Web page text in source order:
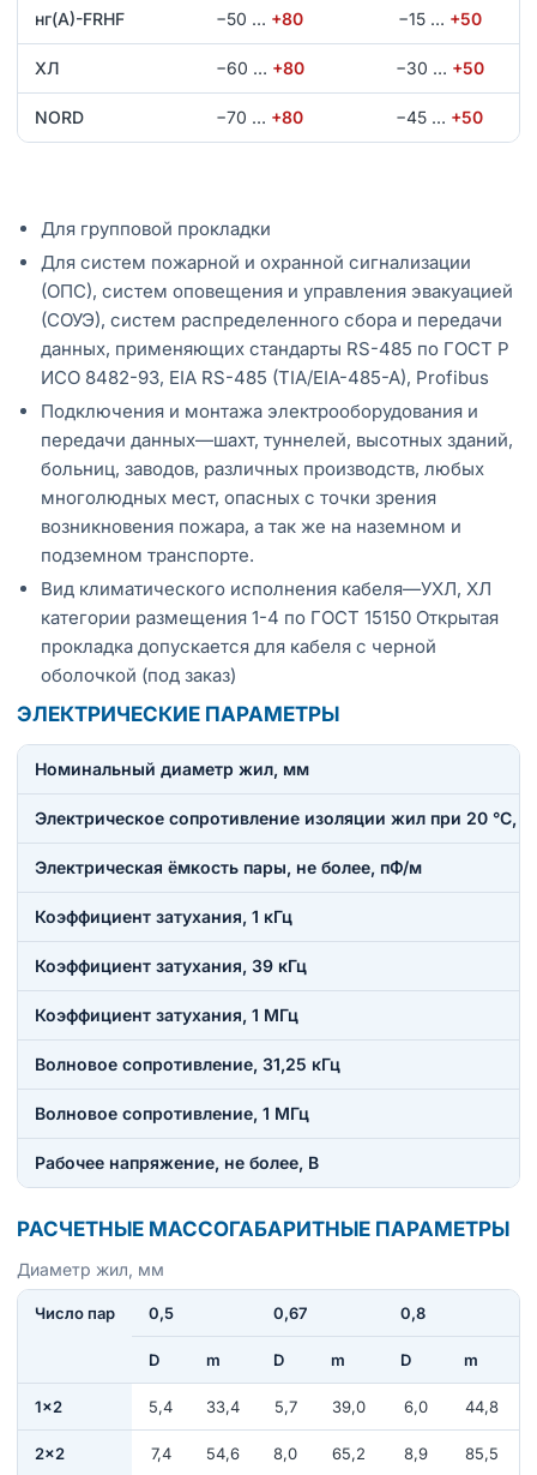
нг(А)-FRHF −50 … +80 −15 … +50
ХЛ −60 … +80 −30 … +50
NORD −70 … +80 −45 … +50
Для групповой прокладки
Для систем пожарной и охранной сигнализации
(ОПС), систем оповещения и управления эвакуацией
(СОУЭ), систем распределенного сбора и передачи
данных, применяющих стандарты RS-485 по ГОСТ Р
ИСО 8482-93, EIA RS-485 (TIA/EIA-485-A), Profibus
Подключения и монтажа электрооборудования и
передачи данных—шахт, туннелей, высотных зданий,
больниц, заводов, различных производств, любых
многолюдных мест, опасных с точки зрения
возникновения пожара, а так же на наземном и
подземном транспорте.
Вид климатического исполнения кабеля—УХЛ, ХЛ
категории размещения 1-4 по ГОСТ 15150 Открытая
прокладка допускается для кабеля с черной
оболочкой (под заказ)
ЭЛЕКТРИЧЕСКИЕ ПАРАМЕТРЫ
Номинальный диаметр жил, мм
Электрическое сопротивление изоляции жил при 20 °C,
Электрическая ёмкость пары, не более, пФ/м
Коэффициент затухания, 1 кГц
Коэффициент затухания, 39 кГц
Коэффициент затухания, 1 МГц
Волновое сопротивление, 31,25 кГц
Волновое сопротивление, 1 МГц
Рабочее напряжение, не более, В
РАСЧЕТНЫЕ МАССОГАБАРИТНЫЕ ПАРАМЕТРЫ
Диаметр жил, мм
Число пар 0,5 0,67 0,8
D m D m D m
1×2 5,4 33,4 5,7 39,0 6,0 44,8
2×2 7,4 54,6 8,0 65,2 8,9 85,5